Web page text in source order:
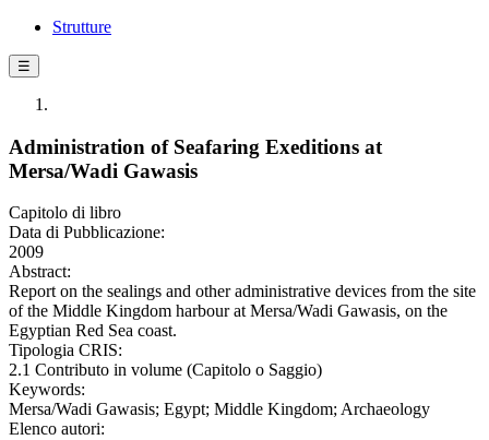
Strutture
☰
Administration of Seafaring Exeditions at
Mersa/Wadi Gawasis
Capitolo di libro
Data di Pubblicazione:
2009
Abstract:
Report on the sealings and other administrative devices from the site
of the Middle Kingdom harbour at Mersa/Wadi Gawasis, on the
Egyptian Red Sea coast.
Tipologia CRIS:
2.1 Contributo in volume (Capitolo o Saggio)
Keywords:
Mersa/Wadi Gawasis; Egypt; Middle Kingdom; Archaeology
Elenco autori: